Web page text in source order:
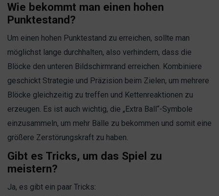
Wie bekommt man einen hohen
Punktestand?
Um einen hohen Punktestand zu erreichen, sollte man
möglichst lange durchhalten, also verhindern, dass die
Blöcke den unteren Bildschirmrand erreichen. Kombiniere
geschickt Strategie und Präzision beim Zielen, um mehrere
Blöcke gleichzeitig zu treffen und Kettenreaktionen zu
erzeugen. Es ist auch wichtig, die „Extra Ball“-Symbole
einzusammeln, um mehr Bälle zu bekommen und somit eine
größere Zerstörungskraft zu haben.
Gibt es Tricks, um das Spiel zu
meistern?
Ja, es gibt ein paar Tricks: